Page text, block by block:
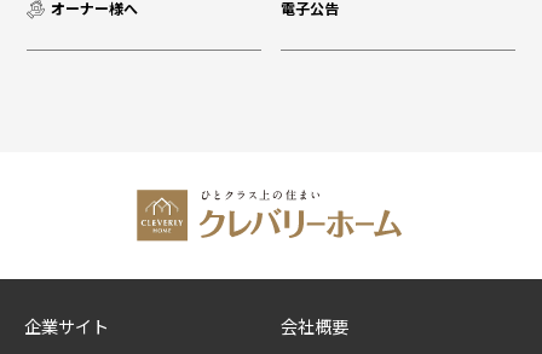
オーナー様へ 電子公告
企業サイト 会社概要